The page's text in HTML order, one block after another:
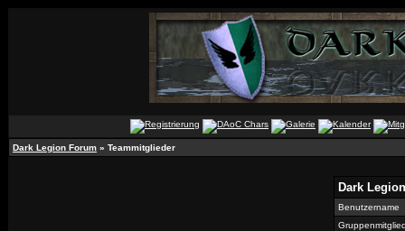
Dark Legion Forum » Teammitglieder
Dark
Benutzername